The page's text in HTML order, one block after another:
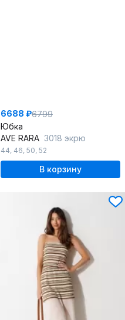
6688 ₽6799
Юбка
AVE RARA 3018 экрю
44, 46, 50, 52
В корзину